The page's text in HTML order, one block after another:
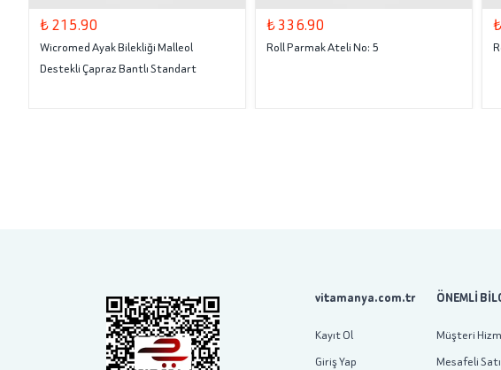
₺ 215.90
Wicromed Ayak Bilekliği Malleol
Destekli Çapraz Bantlı Standart
₺ 336.90
Roll Parmak Ateli No: 5
vitamanya.com.tr
Kayıt Ol
Giriş Yap
ÖNEMLİ
Müşteri
Mesafeli